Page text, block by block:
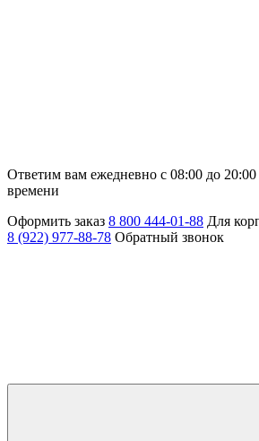
Ответим вам ежедневно с 08:00 до
времени
Оформить заказ 8 800 444-01-88 Для
8 (922) 977-88-78 Обратный звонок